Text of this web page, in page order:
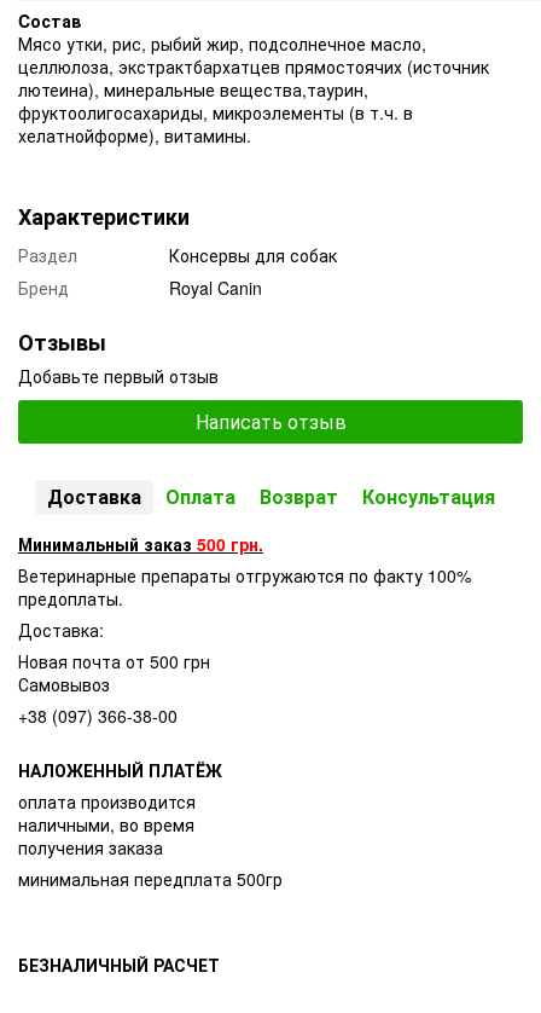
Cостав
Мясо утки, рис, рыбий жир, подсолнечное масло,
целлюлоза, экстрактбархатцев прямостоячих (источник
лютеина), минеральные вещества,таурин,
фруктоолигосахариды, микроэлементы (в т.ч. в
хелатнойформе), витамины.
Характеристики
Раздел
Консервы для собак
Бренд
Royal Canin
Отзывы
Добавьте первый отзыв
Написать отзыв
Доставка Оплата Возврат Консультация
Минимальный заказ 500 грн.
Ветеринарные препараты отгружаются по факту 100%
предоплаты.
Доставка:
Новая почта от 500 грн
Самовывоз
+38 (097) 366-38-00
НАЛОЖЕННЫЙ ПЛАТЁЖ
оплата производится
наличными, во время
получения заказа
минимальная передплата 500гр
БЕЗНАЛИЧНЫЙ РАСЧЕТ